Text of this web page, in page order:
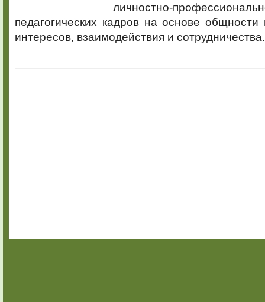
личностно-
педагогических кадров на основе
интересов, взаимодействия и сотрудничества.